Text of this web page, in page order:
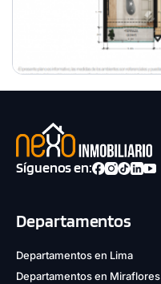
Síguenos en:
Departamentos
Departamentos en Lima
Departamentos en Miraflores